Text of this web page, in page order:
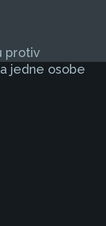
protiv
jedne osobe